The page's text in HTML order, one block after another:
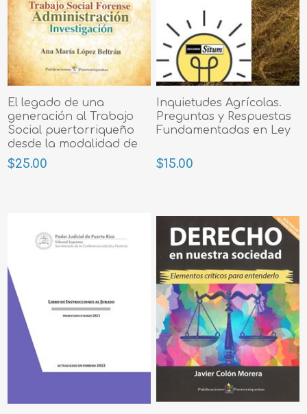
El legado de una
generación al Trabajo
Social puertorriqueño
desde la modalidad de
intervención
$25.00
Inquietudes Agrícolas.
Preguntas y Respuestas
Fundamentadas en Ley
$15.00